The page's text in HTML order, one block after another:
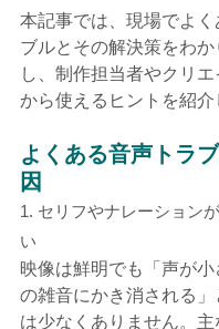
本記事では、現場でよく
ブルとその解決策をわ
し、制作担当者やクリエ
から使えるヒントを紹介
よくある音声トラ
因
1. セリフやナレーション
い
映像は鮮明でも「声が小
の雑音にかき消される
は少なくありません。主